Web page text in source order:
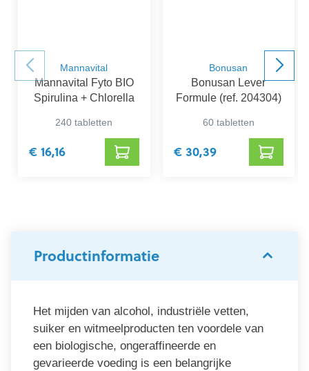
Mannavital
Mannavital Fyto BIO
Spirulina + Chlorella
240 tabletten
€ 16,16
Bonusan
Bonusan Lever
Formule (ref. 204304)
60 tabletten
€ 30,39
Productinformatie
Het mijden van alcohol, industriële vetten,
suiker en witmeelproducten ten voordele van
een biologische, ongeraffineerde en
gevarieerde voeding is een belangrijke